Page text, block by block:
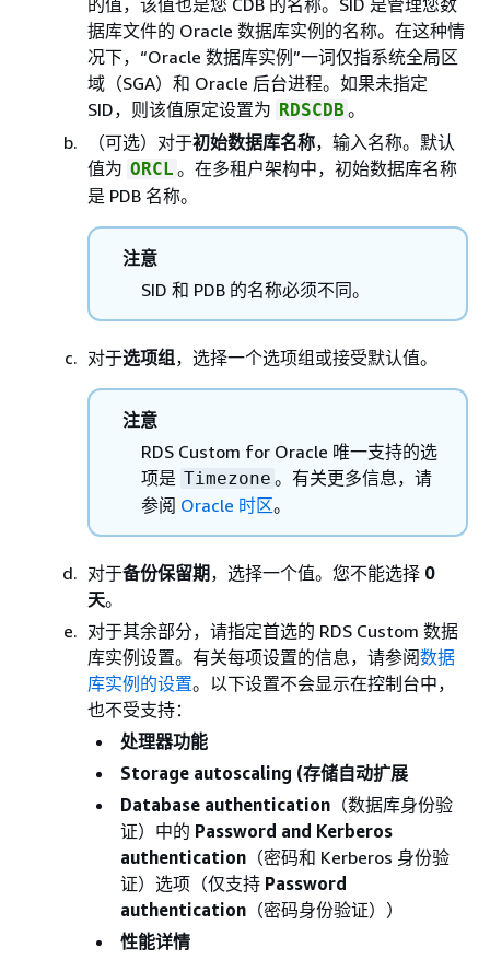
据库文件的 Oracle 数据库实例的名称。在这种情
况下，“Oracle 数据库实例”一词仅指系统全局区
域（SGA）和 Oracle 后台进程。如果未指定
SID，则该值原定设置为 RDSCDB 。
（可选）对于初始数据库名称，输入名称。默认
值为 ORCL 。在多租户架构中，初始数据库名称
是 PDB 名称。
注意
SID 和 PDB 的名称必须不同。
对于选项组，选择一个选项组或接受默认值。
注意
RDS Custom for Oracle 唯一支持的选
项是 Timezone 。有关更多信息，请
参阅 Oracle 时区。
对于备份保留期，选择一个值。您不能选择 0
天。
对于其余部分，请指定首选的 RDS Custom 数据
库实例设置。有关每项设置的信息，请参阅数据
库实例的设置。以下设置不会显示在控制台中，
也不受支持：
处理器功能
Storage autoscaling (存储自动扩展
Database authentication （数据库身份验
证）中的 Password and Kerberos
authentication （密码和 Kerberos 身份验
证）选项（仅支持 Password
authentication （密码身份验证））
性能详情